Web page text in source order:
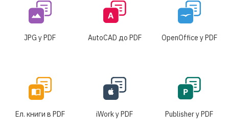
JPG у PDF AutoCAD до PDF OpenOffice у PDF
Ел. книги в PDF iWork у PDF Publisher у PDF